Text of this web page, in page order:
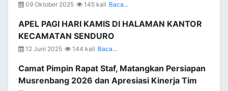
09 Oktober 2025 145 kali Baca...
APEL PAGI HARI KAMIS DI HALAMAN KANTOR
KECAMATAN SENDURO
12 Juni 2025 144 kali Baca...
Camat Pimpin Rapat Staf, Matangkan Persiapan
Musrenbang 2026 dan Apresiasi Kinerja Tim